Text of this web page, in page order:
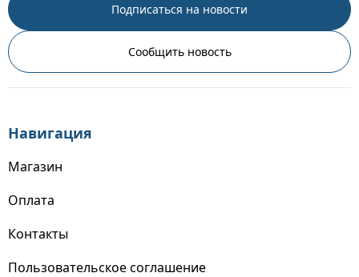
Подписаться на новости
Сообщить новость
Навигация
Магазин
Оплата
Контакты
Пользовательское соглашение